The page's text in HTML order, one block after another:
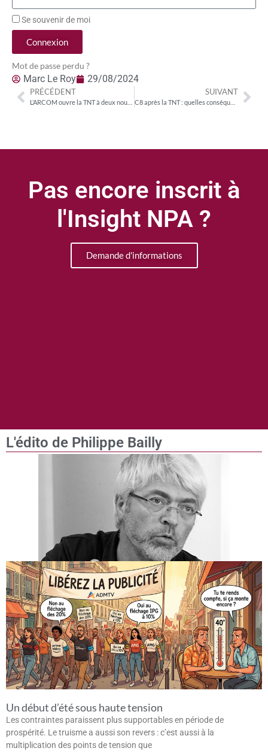
Se souvenir de moi
Connexion
Mot de passe perdu ?
Marc Le Roy 29/08/2024
PRÉCÉDENT SUIVANT
C8 après la TNT : quelles conséquences juridiques ? Quel rebond possible pour le Groupe Canal+ ?
Pas encore inscrit à
l'Insight NPA ?
Demande d'informations
L'édito de Philippe Bailly
Un début d’été sous haute tension
Les contraintes paraissent plus supportables en période de
prospérité. Le truisme a aussi son revers : c’est aussi à la
multiplication des points de tension que